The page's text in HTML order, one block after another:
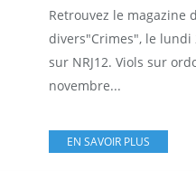
Retrouvez le magazine
divers"Crimes", le lundi
sur NRJ12. Viols sur
novembre...
EN SAVOIR PLUS